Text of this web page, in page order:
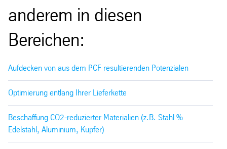
anderem in diesen
Bereichen:
Aufdecken von aus dem PCF resultierenden Potenzialen
Optimierung entlang Ihrer Lieferkette
Beschaffung CO2-reduzierter Materialien (z.B. Stahl %
Edelstahl, Aluminium, Kupfer)